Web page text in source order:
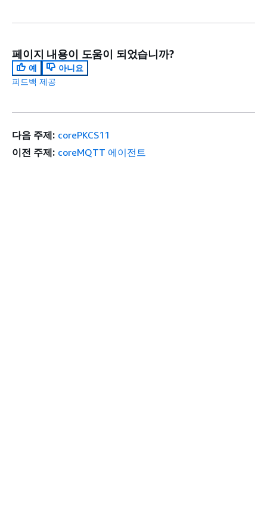
페이지 내용이 도움이 되었습니까?
예
아니요
피드백 제공
다음 주제: corePKCS11
이전 주제: coreMQTT 에이전트